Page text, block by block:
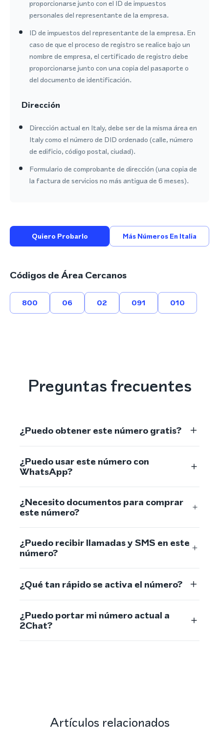
proporcionarse junto con el ID de impuestos
personales del representante de la empresa.
ID de impuestos del representante de la empresa. En
caso de que el proceso de registro se realice bajo un
nombre de empresa, el certificado de registro debe
proporcionarse junto con una copia del pasaporte o
del documento de identificación.
Dirección
Dirección actual en Italy, debe ser de la misma área en
Italy como el número de DID ordenado (calle, número
de edificio, código postal, ciudad).
Formulario de comprobante de dirección (una copia de
la factura de servicios no más antigua de 6 meses).
Quiero Probarlo Más Números En Italia
Códigos de Área Cercanos
800 06 02 091 010
Preguntas frecuentes
¿Puedo obtener este número gratis?
¿Puedo usar este número con
WhatsApp?
¿Necesito documentos para comprar
este número?
¿Puedo recibir llamadas y SMS en este
número?
¿Qué tan rápido se activa el número?
¿Puedo portar mi número actual a
2Chat?
Artículos relacionados